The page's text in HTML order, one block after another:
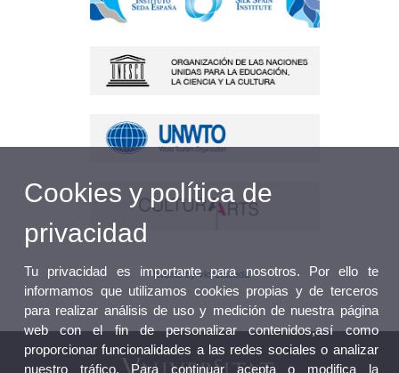
Tweets by vlcrutaseda
Cookies y política de
privacidad
Tu privacidad es importante para nosotros. Por ello te
informamos que utilizamos cookies propias y de terceros
para realizar análisis de uso y medición de nuestra página
web con el fin de personalizar contenidos,así como
proporcionar funcionalidades a las redes sociales o analizar
nuestro tráfico. Para continuar acepta o modifica la